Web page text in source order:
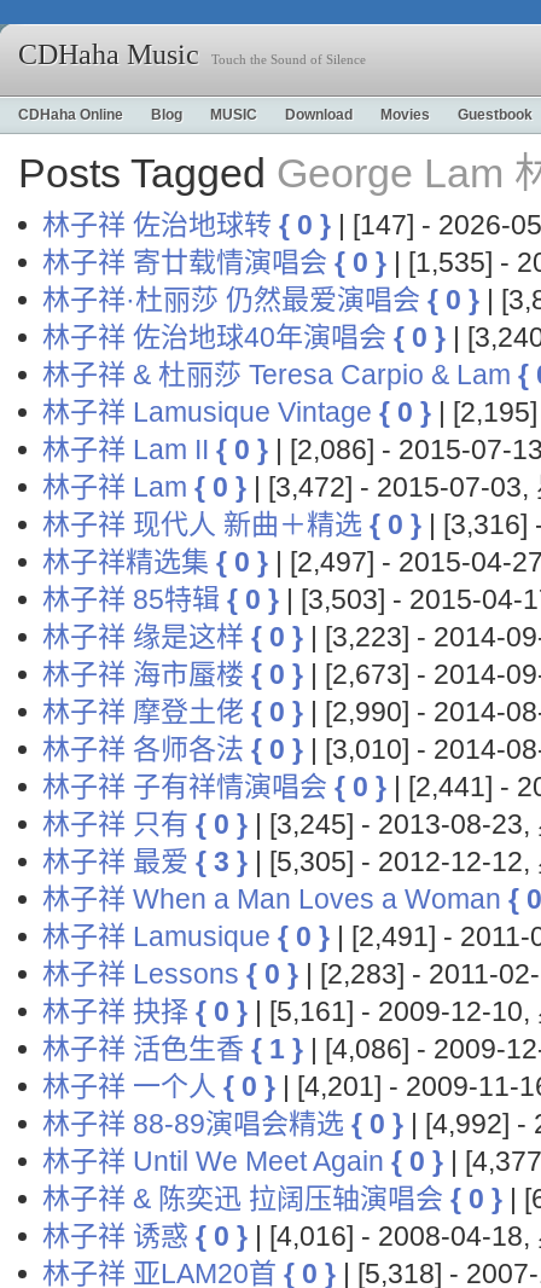
CDHaha Music Touch the Sound of Silence
CDHaha Online Blog MUSIC Download Movies Guestbook
Posts Tagged George Lam
林子祥 佐治地球转 { 0 } | [147] - 2026-
林子祥 寄廿载情演唱会 { 0 } | [1,535] -
林子祥·杜丽莎 仍然最爱演唱会 { 0 } |
林子祥 佐治地球40年演唱会 { 0 } |
林子祥 & 杜丽莎 Teresa Carpio & Lam {
林子祥 Lamusique Vintage { 0 } |
林子祥 Lam II { 0 } | [2,086] - 2015-07-
林子祥 Lam { 0 } | [3,472] - 2015-07-03,
林子祥 现代人 新曲＋精选 { 0 } | [3,316]
林子祥精选集 { 0 } | [2,497] - 2015-04-
林子祥 85特辑 { 0 } | [3,503] - 2015-04-
林子祥 缘是这样 { 0 } | [3,223] - 2014-
林子祥 海市蜃楼 { 0 } | [2,673] - 2014-
林子祥 摩登土佬 { 0 } | [2,990] - 2014-
林子祥 各师各法 { 0 } | [3,010] - 2014-
林子祥 子有祥情演唱会 { 0 } | [2,441] -
林子祥 只有 { 0 } | [3,245] - 2013-08-23,
林子祥 最爱 { 3 } | [5,305] - 2012-12-12,
林子祥 When a Man Loves a Woman {
林子祥 Lamusique { 0 } | [2,491] -
林子祥 Lessons { 0 } | [2,283] - 2011-
林子祥 抉择 { 0 } | [5,161] - 2009-12-10,
林子祥 活色生香 { 1 } | [4,086] - 2009-
林子祥 一个人 { 0 } | [4,201] - 2009-11-
林子祥 88-89演唱会精选 { 0 } | [4,992] -
林子祥 Until We Meet Again { 0 } |
林子祥 & 陈奕迅 拉阔压轴演唱会 { 0 } |
林子祥 诱惑 { 0 } | [4,016] - 2008-04-18,
林子祥 亚LAM20首 { 0 } | [5,318] -